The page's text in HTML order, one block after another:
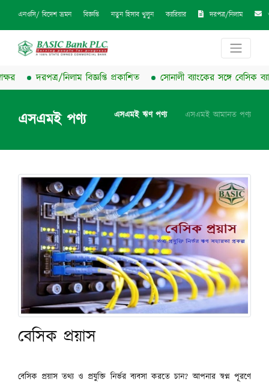
এনওসি/ বিদেশ ভ্রমন বিজ্ঞপ্তি নতুন হিসাব খুলুন ক্যারিয়ার দরপত্র/নিলাম
দরপত্র/নিলাম বিজ্ঞপ্তি প্রকাশিত সোনালী ব্যাংকের সঙ্গে বেসিক ব্যাংকের
এসএমই পণ্য এসএমই ঋণ পণ্য এসএমই আমানত পণ্য
বেসিক প্রয়াস
বেসিক প্রয়াস তথ্য ও প্রযুক্তি নির্ভর ব্যবসা করতে চান? আপনার স্বপ্ন পূরণে